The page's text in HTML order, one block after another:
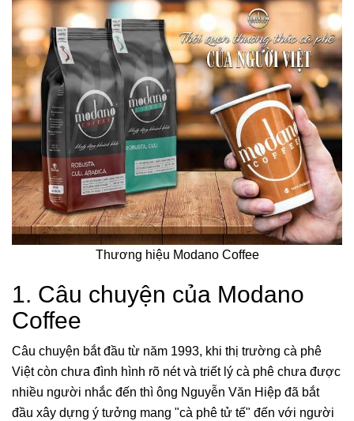
Thương hiệu Modano Coffee
1. Câu chuyện của Modano
Coffee
Câu chuyện bắt đầu từ năm 1993, khi thị trường cà phê
Việt còn chưa đình hình rõ nét và triết lý cà phê chưa được
nhiều người nhắc đến thì ông Nguyễn Văn Hiệp đã bắt
đầu xây dựng ý tưởng mang "cà phê tử tế" đến với người